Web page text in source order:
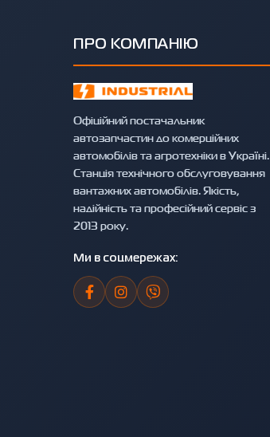
ПРО КОМПАНІЮ
Офіційний постачальник
автозапчастин до комерційних
автомобілів та агротехніки в Україні.
Станція технічного обслуговування
вантажних автомобілів. Якість,
надійність та професійний сервіс з
2013 року.
Ми в соцмережах: